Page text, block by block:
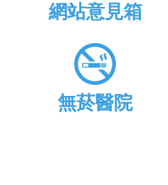
網站意見箱
無菸醫院